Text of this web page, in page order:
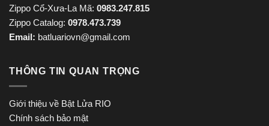
Zippo Cổ-Xưa-La Mã: 0983.247.815
Zippo Catalog: 0978.473.739
Email: batluariovn@gmail.com
THÔNG TIN QUAN TRỌNG
Giới thiệu về Bật Lửa RIO
Chính sách bảo mật